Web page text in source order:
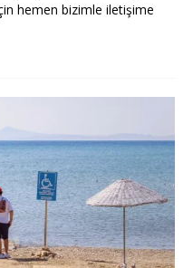
hemen bizimle iletişime